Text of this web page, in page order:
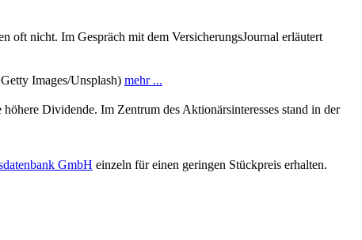
oft nicht. Im Gespräch mit dem VersicherungsJournal erläutert
Images/Unsplash) mehr ...
Dividende. Im Zentrum des Aktionärsinteresses stand in der
GmbH einzeln für einen geringen Stückpreis erhalten.